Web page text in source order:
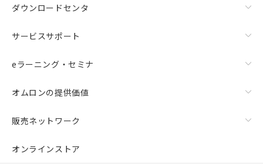
ダウンロードセンタ
サービスサポート
eラーニング・セミナ
オムロンの提供価値
販売ネットワーク
オンラインストア